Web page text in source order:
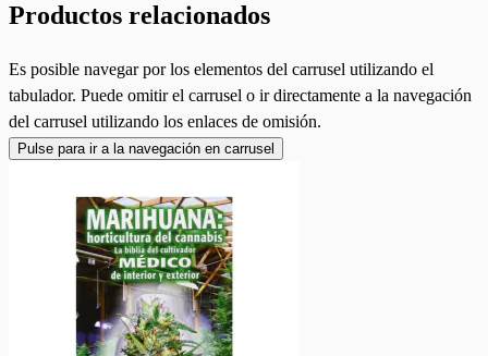
Productos relacionados
Es posible navegar por los elementos del carrusel utilizando el
tabulador. Puede omitir el carrusel o ir directamente a la navegación
del carrusel utilizando los enlaces de omisión.
Pulse para ir a la navegación en carrusel